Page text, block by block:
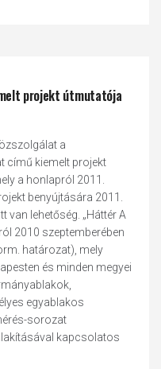
projekt útmutatója
a
című kiemelt projekt
a honlapról 2011.
benyújtására 2011.
van lehetőség. „Háttér A
2010 szeptemberében
határozat), mely
és minden megyei
egyablakos
sorozat
kapcsolatos